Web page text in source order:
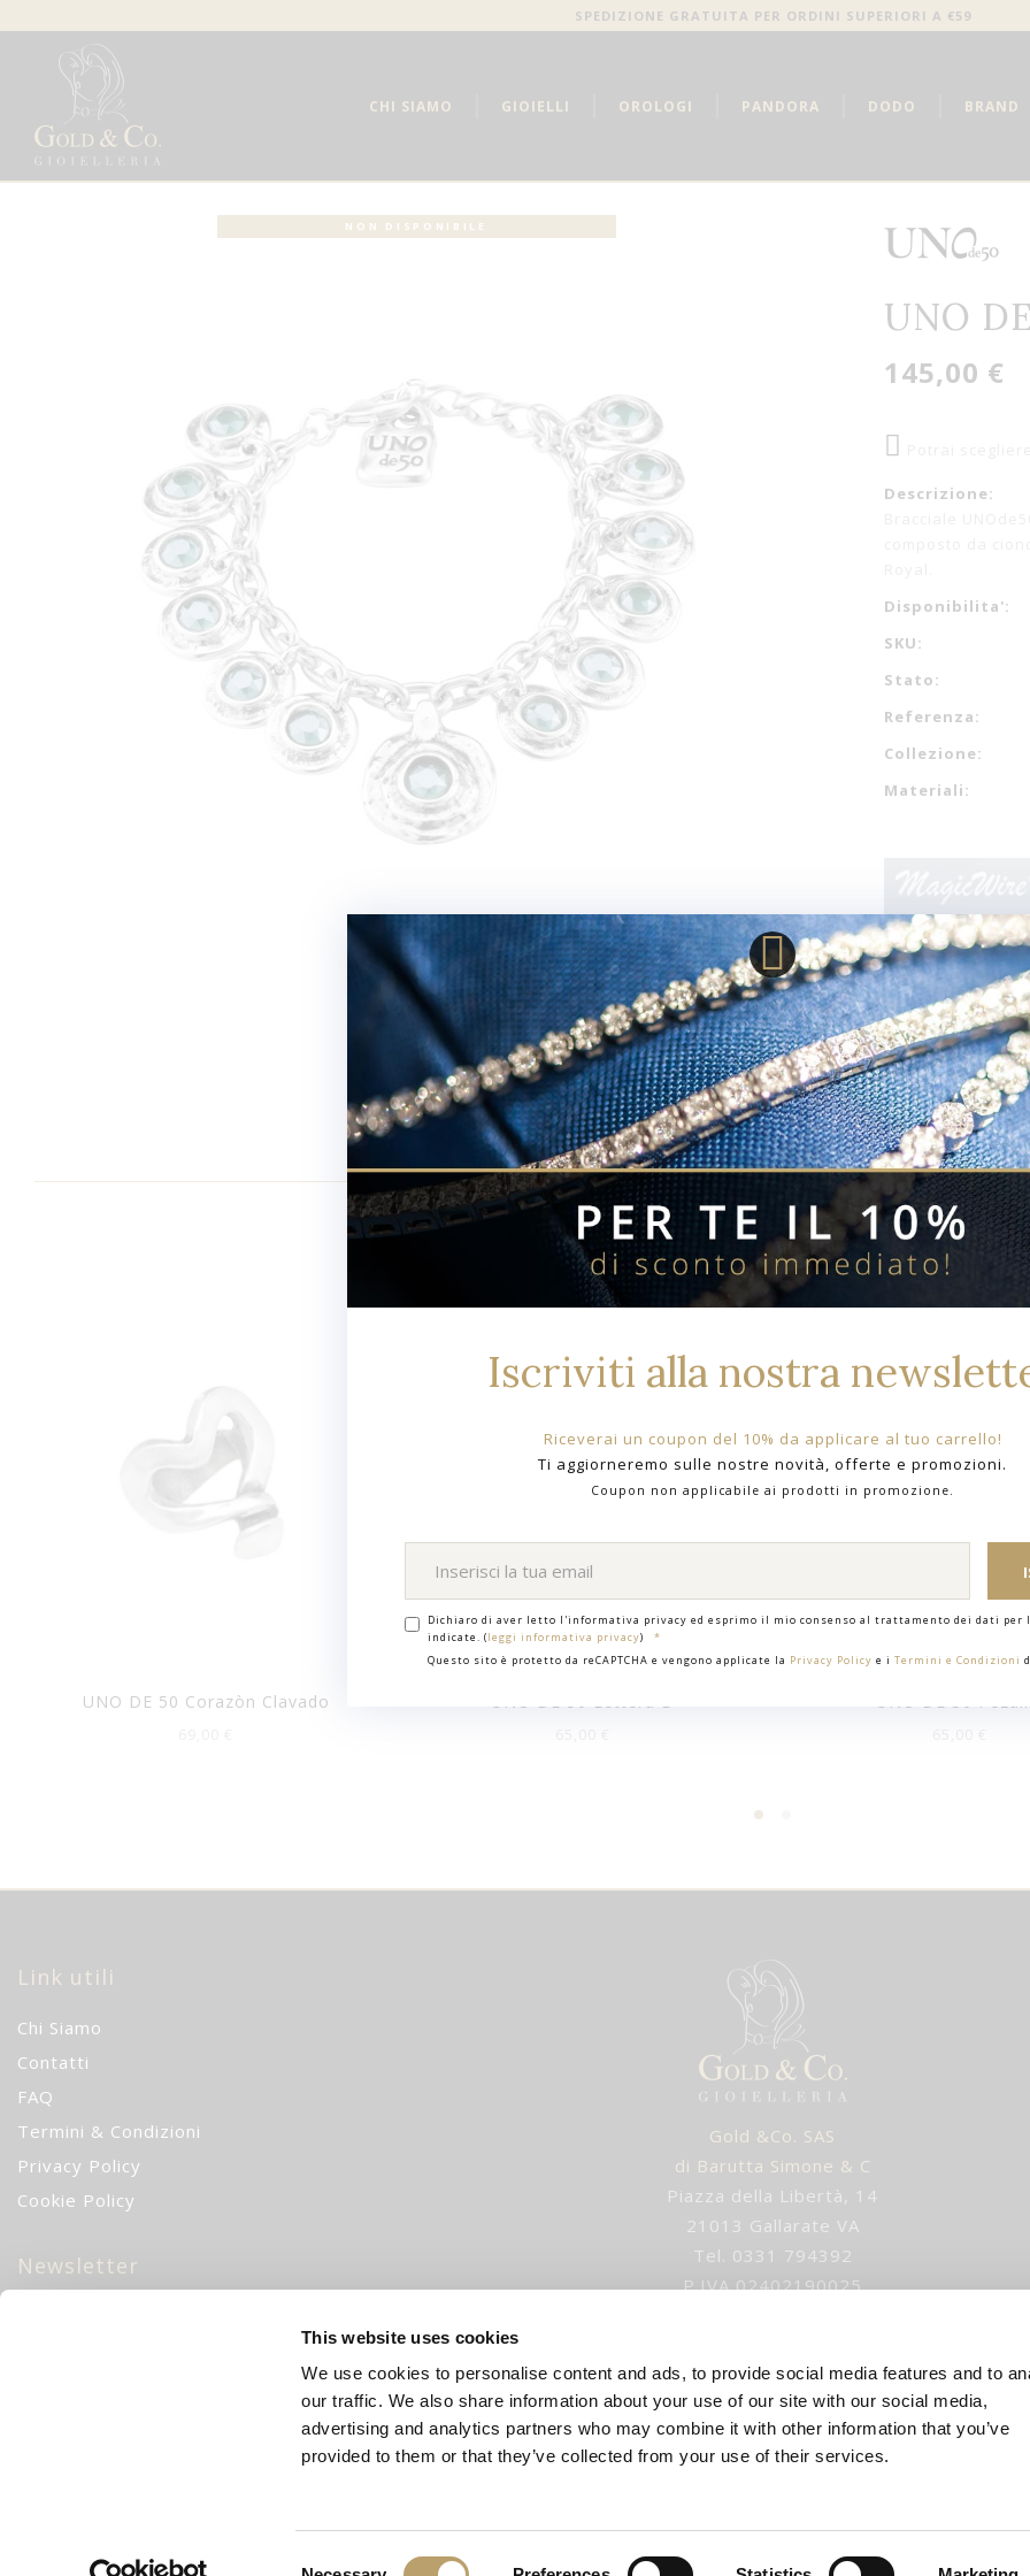
Iscriviti alla nostra
Riceverai un coupon del 10% da applicare al tuo carrello!
Ti aggiorneremo sulle nostre novità, offerte e promozioni.
Coupon non applicabile ai prodotti in promozione.
Dichiaro di aver letto l'informativa privacy ed esprimo il mio consenso al trattamento dei dati
indicate. (leggi informativa privacy)
Questo sito è protetto da reCAPTCHA e vengono applicate la Privacy Policy e i Termini e Condizioni
This website uses cookies
We use cookies to personalise content and ads, to provide social media features and to
our traffic. We also share information about your use of our site with our social media,
advertising and analytics partners who may combine it with other information that you’ve
provided to them or that they’ve collected from your use of their services.
SPEDIZIONE GRATUITA PER ORDINI SUPERIORI A €59
CHI SIAMO GIOIELLI OROLOGI PANDORA DODO BRAND
UNO
145,00 €
Descrizione:
Disponibilita':
SKU:
Stato:
Referenza:
Collezione:
Materiali:
NON DISPONIBILE
Prodotti Correlati Per
UNO DE 50 Corazòn Clavado
Link utili
Chi Siamo
Contatti
FAQ
Termini & Condizioni
Privacy Policy
Cookie Policy
Newsletter
Gold &Co. SAS
di Barutta Simone & C
Piazza della Libertà, 14
21013 Gallarate VA
Tel. 0331 794392
P.IVA 02402190025
CHIUSURA ESTIVA gli ordini verranno evasi dopo 1
E-mail:info@goldandco.it
Orari:
Lun 15:30 - 19:30